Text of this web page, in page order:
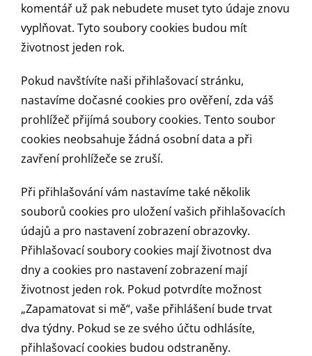
komentář už pak nebudete muset tyto údaje znovu
vyplňovat. Tyto soubory cookies budou mít
životnost jeden rok.
Pokud navštívíte naši přihlašovací stránku,
nastavíme dočasné cookies pro ověření, zda váš
prohlížeč přijímá soubory cookies. Tento soubor
cookies neobsahuje žádná osobní data a při
zavření prohlížeče se zruší.
Při přihlašování vám nastavíme také několik
souborů cookies pro uložení vašich přihlašovacích
údajů a pro nastavení zobrazení obrazovky.
Přihlašovací soubory cookies mají životnost dva
dny a cookies pro nastavení zobrazení mají
životnost jeden rok. Pokud potvrdíte možnost
„Zapamatovat si mě“, vaše přihlášení bude trvat
dva týdny. Pokud se ze svého účtu odhlásíte,
přihlašovací cookies budou odstraněny.